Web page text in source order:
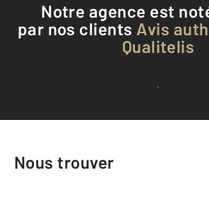
Notre agence est
par nos clients Avis
Qualitelis
Voir tous les avis
Nous trouver